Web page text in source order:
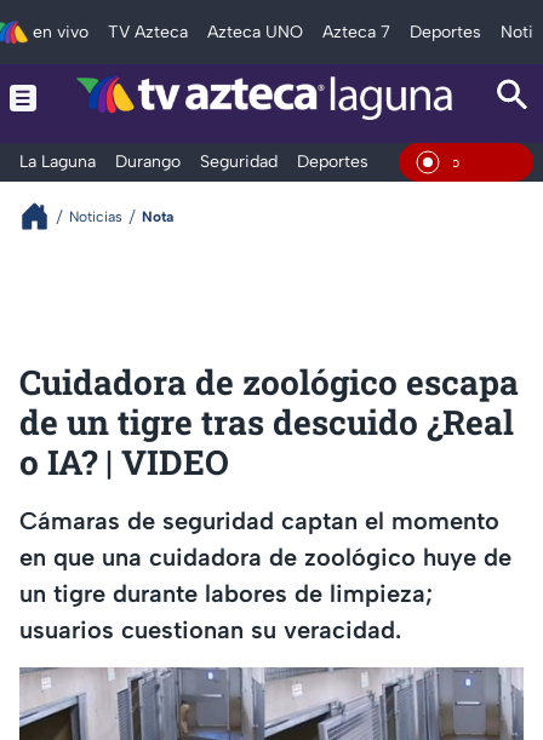
en vivo TV Azteca Azteca UNO Azteca 7 Deportes
La Laguna Durango Seguridad Deportes EntretenimientoEn Vivo
Noticias Nota
Cuidadora de zoológico escapa
de un tigre tras descuido ¿Real
o IA? | VIDEO
Cámaras de seguridad captan el momento
en que una cuidadora de zoológico huye de
un tigre durante labores de limpieza;
usuarios cuestionan su veracidad.